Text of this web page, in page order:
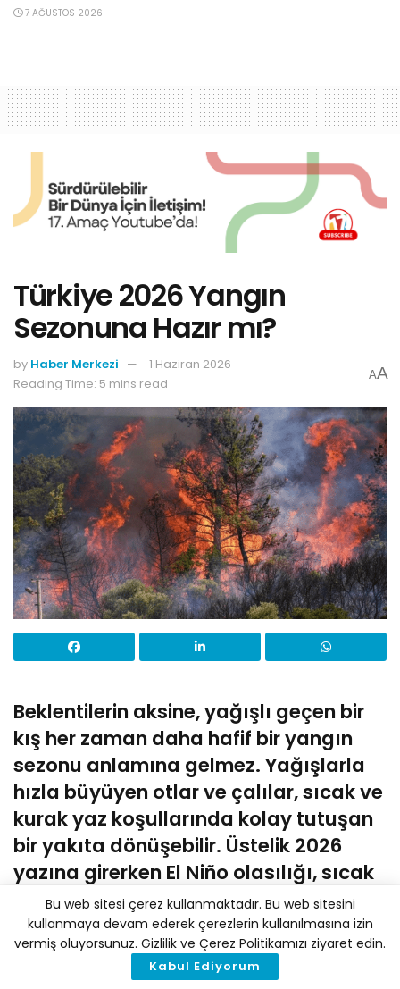
7 AĞUSTOS 2026
Türkiye 2026 Yangın
Sezonuna Hazır mı?
by Haber Merkezi
1 Haziran 2026
Reading Time: 5 mins read
AA
Beklentilerin aksine, yağışlı geçen bir
kış her zaman daha hafif bir yangın
sezonu anlamına gelmez. Yağışlarla
hızla büyüyen otlar ve çalılar, sıcak ve
kurak yaz koşullarında kolay tutuşan
bir yakıta dönüşebilir. Üstelik 2026
yazına girerken El Niño olasılığı, sıcak
hava dalgaları ve kuraklık riskini
artırabilecek ek bir risk çarpanı olarak
izleniyor. Bu nedenle yangınlarla
mücadeleyi yalnızca uçak, helikopter
Bu web sitesi çerez kullanmaktadır. Bu web sitesini
kullanmaya devam ederek çerezlerin kullanılmasına izin
vermiş oluyorsunuz. Gizlilik ve Çerez Politikamızı ziyaret edin.
Kabul Ediyorum